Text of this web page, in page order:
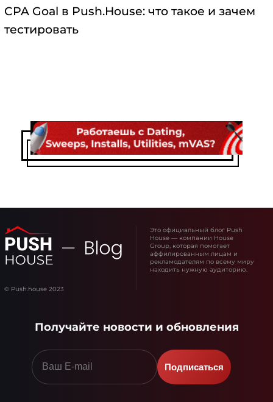
CPA Goal в Push.House: что такое и зачем
тестировать
© Push.house 2023
Это официальный блог Push
House — компании House
Group, которая помогает
аффилированным лицам и
рекламодателям по всему миру
находить нужную аудиторию.
Получайте новости и обновления
Подписаться